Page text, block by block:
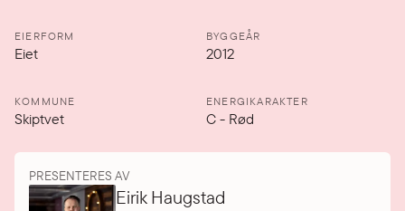
EIERFORM
Eiet
BYGGEÅR
2012
KOMMUNE
Skiptvet
ENERGIKARAKTER
C- Rød
PRESENTERES AV
Eirik Haugstad